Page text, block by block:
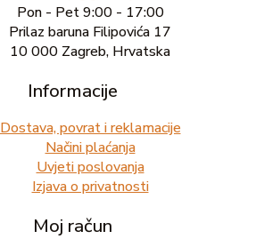
Pon - Pet 9:00 - 17:00
Prilaz baruna Filipovića 17
10 000 Zagreb, Hrvatska
Informacije
Dostava, povrat i reklamacije
Načini plaćanja
Uvjeti poslovanja
Izjava o privatnosti
Moj račun